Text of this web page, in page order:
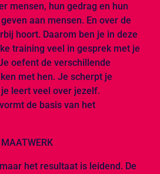
mensen, hun gedrag en hun
aan mensen. En over de
hoort. Daarom ben je in deze
training veel in gesprek met je
oefent de verschillende
met hen. Je scherpt je
leert veel over jezelf.
de basis van het
MAATWERK
het resultaat is leidend. De